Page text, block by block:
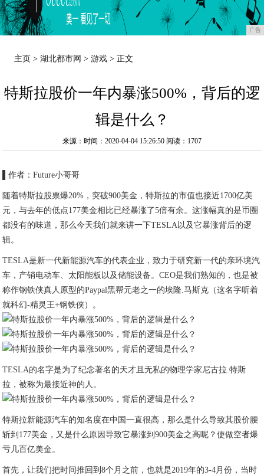
广告
主页 >湖北都市网 >游戏 > 正文
特斯拉股价一年内暴涨500%，背后的逻
辑是什么？
来源：时间：2020-04-04 15:26:50 阅读：1707
▌作者：Future小哥哥
随着特斯拉股票爆20%，突破900美金，特斯拉的市值也接近1700亿美
元，与去年的低点177美金相比已经暴涨了5倍有余。这涨幅真的是币圈
都没有的味道，那么今天我们就来讲一下TESLA以及它暴涨背后的逻
辑。
TESLA是新一代新能源汽车的代表企业，致力于研究新一代的亲环境汽
车，产销电动车、太阳能板以及储能设备。CEO是我们熟知的，也是被
称作钢铁侠真人原型的Paypal黑帮元老之一的埃隆.马斯克（这名字听着
就科幻-精灵王+钢铁侠）。
TESLA的名字是为了纪念著名的天才且无私的物理学家尼古拉.特斯
拉，被称为最接近神的人。
特斯拉新能源汽车的知名度在中国一直很高，那么是什么导致其股价腰
斩到177美金，又是什么原因导致它暴涨到900美金之高呢？使做空者爆
亏几百亿美金。
首先，让我们把时间推回到8个月之前，也就是2019年的3-4月份，当时